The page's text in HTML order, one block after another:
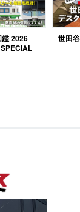
鑑 2026
世田